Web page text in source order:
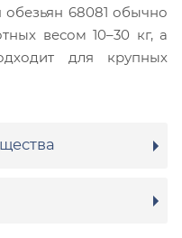
обезьян 68081 обычно
весом 10–30 кг, а
для крупных